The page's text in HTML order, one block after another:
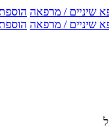
שיניים / מרפאה
שיניים / מרפאה